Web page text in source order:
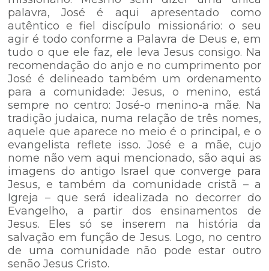
palavra, José é aqui apresentado como
autêntico e fiel discípulo missionário: o seu
agir é todo conforme a Palavra de Deus e, em
tudo o que ele faz, ele leva Jesus consigo. Na
recomendação do anjo e no cumprimento por
José é delineado também um ordenamento
para a comunidade: Jesus, o menino, está
sempre no centro: José-o menino-a mãe. Na
tradição judaica, numa relação de três nomes,
aquele que aparece no meio é o principal, e o
evangelista reflete isso. José e a mãe, cujo
nome não vem aqui mencionado, são aqui as
imagens do antigo Israel que converge para
Jesus, e também da comunidade cristã – a
Igreja – que será idealizada no decorrer do
Evangelho, a partir dos ensinamentos de
Jesus. Eles só se inserem na história da
salvação em função de Jesus. Logo, no centro
de uma comunidade não pode estar outro
senão Jesus Cristo.